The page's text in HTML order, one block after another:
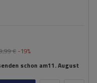
€ -19%
schon am11. August